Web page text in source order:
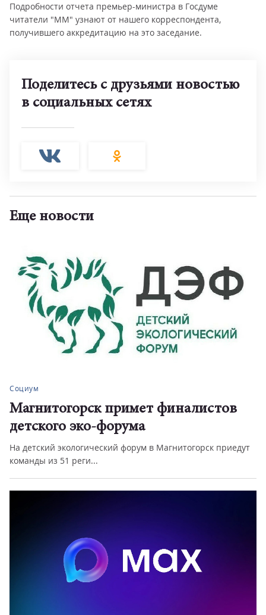
Подробности отчета премьер-министра в Госдуме
читатели "ММ" узнают от нашего корреспондента,
получившего аккредитацию на это заседание.
Поделитесь с друзьями новостью
в социальных сетях
Еще новости
Социум
Магнитогорск примет финалистов
детского эко-форума
На детский экологический форум в Магнитогорск приедут
команды из 51 реги...